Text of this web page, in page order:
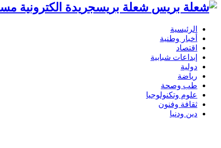
شعلة بريسجريدة الكترونية
الرئيسية
أخبار وطنية
اقتصاد
إبداعات شبابية
دولية
رياضة
طب وصحة
علوم وتكنولوجيا
ثقافة وفنون
دين ودنيا